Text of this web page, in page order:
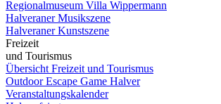
Regionalmuseum Villa Wippermann
Halveraner Musikszene
Halveraner Kunstszene
Freizeit
und Tourismus
Übersicht Freizeit und Tourismus
Outdoor Escape Game Halver
Veranstaltungskalender